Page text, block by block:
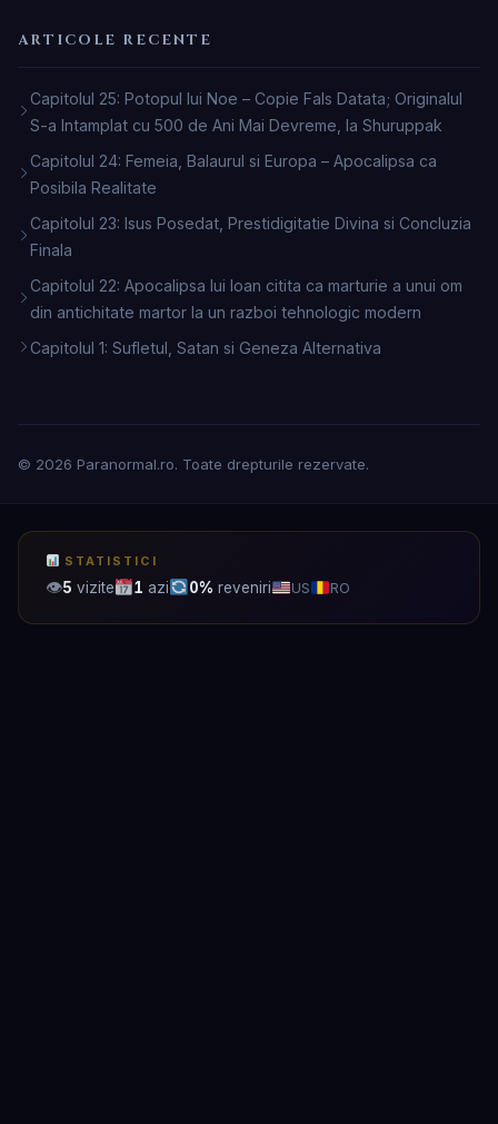
ARTICOLE RECENTE
Capitolul 25: Potopul lui Noe – Copie Fals Datata; Originalul
S-a Intamplat cu 500 de Ani Mai Devreme, la Shuruppak
Capitolul 24: Femeia, Balaurul si Europa – Apocalipsa ca
Posibila Realitate
Capitolul 23: Isus Posedat, Prestidigitatie Divina si Concluzia
Finala
Capitolul 22: Apocalipsa lui Ioan citita ca marturie a unui om
din antichitate martor la un razboi tehnologic modern
Capitolul 1: Sufletul, Satan si Geneza Alternativa
© 2026 Paranormal.ro. Toate drepturile rezervate.
STATISTICI
👁5 vizite 1 azi 0% reveniri US RO